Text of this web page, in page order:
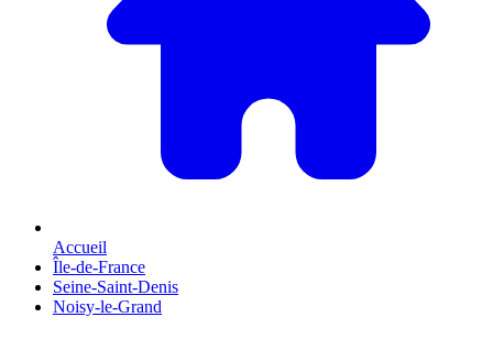
Accueil
Île-de-France
Seine-Saint-Denis
Noisy-le-Grand